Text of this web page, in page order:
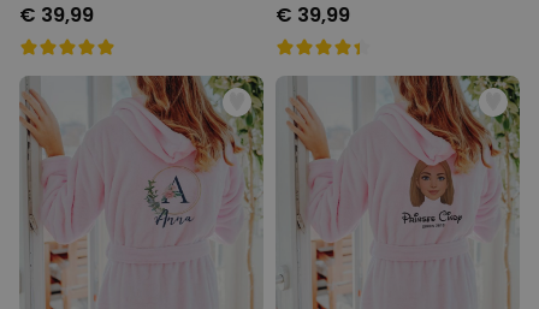
€ 39,99 € 39,99